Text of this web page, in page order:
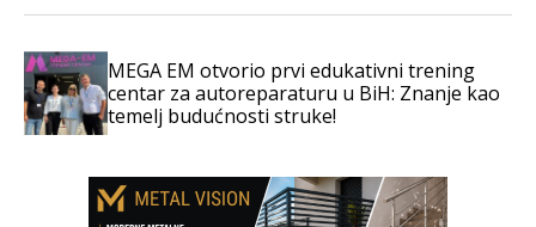
MEGA EM otvorio prvi edukativni trening
centar za autoreparaturu u BiH: Znanje kao
temelj budućnosti struke!